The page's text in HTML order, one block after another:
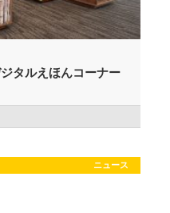
タルえほんコーナー
ニュース